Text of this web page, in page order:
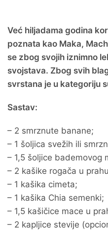
Već hiljadama godina
poznata kao Maka,
se zbog svojih iznimno
svojstava. Zbog svih
svrstana je u kategoriju
Sastav:
– 2 smrznute banane;
– 1 šoljica svežih ili
– 1,5 šoljice bademovog
– 2 kašike rogača u
– 1 kašika cimeta;
– 1 kašika Chia semenki;
– 1,5 kašičice mace u
– 2 kapljice stevije